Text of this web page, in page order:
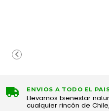
ENVIOS A TODO EL
Llevamos bienestar
cualquier rincón de